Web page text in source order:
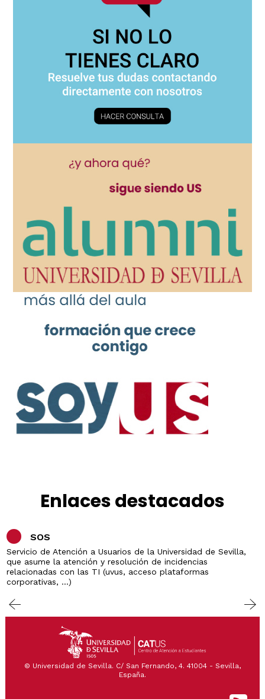
Enlaces destacados
SOS
Servicio de Atención a Usuarios de la Universidad de Sevilla,
que asume la atención y resolución de incidencias
relacionadas con las TI (uvus, acceso plataformas
corporativas, ...)
© Universidad de Sevilla. C/ San Fernando, 4. 41004 - Sevilla,
España.